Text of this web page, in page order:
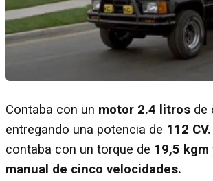
Contaba con un motor 2.4 litros de
entregando una potencia de 112 CV.
contaba con un torque de 19,5 kgm
manual de cinco velocidades.